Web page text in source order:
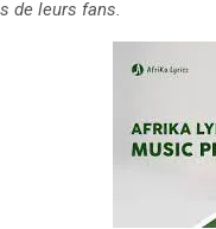
de leurs fans.